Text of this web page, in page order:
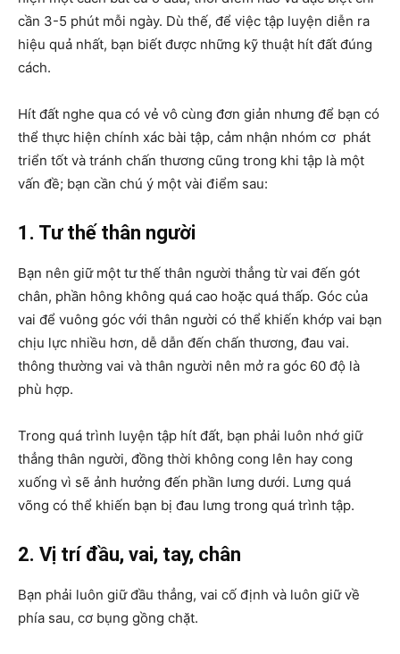
cần 3-5 phút mỗi ngày. Dù thế, để việc tập luyện diễn ra
hiệu quả nhất, bạn biết được những kỹ thuật hít đất đúng
cách.
Hít đất nghe qua có vẻ vô cùng đơn giản nhưng để bạn có
thể thực hiện chính xác bài tập, cảm nhận nhóm cơ phát
triển tốt và tránh chấn thương cũng trong khi tập là một
vấn đề; bạn cần chú ý một vài điểm sau:
1. Tư thế thân người
Bạn nên giữ một tư thế thân người thẳng từ vai đến gót
chân, phần hông không quá cao hoặc quá thấp. Góc của
vai để vuông góc với thân người có thể khiến khớp vai bạn
chịu lực nhiều hơn, dễ dẫn đến chấn thương, đau vai.
thông thường vai và thân người nên mở ra góc 60 độ là
phù hợp.
Trong quá trình luyện tập hít đất, bạn phải luôn nhớ giữ
thẳng thân người, đồng thời không cong lên hay cong
xuống vì sẽ ảnh hưởng đến phần lưng dưới. Lưng quá
võng có thể khiến bạn bị đau lưng trong quá trình tập.
2. Vị trí đầu, vai, tay, chân
Bạn phải luôn giữ đầu thẳng, vai cố định và luôn giữ về
phía sau, cơ bụng gồng chặt.